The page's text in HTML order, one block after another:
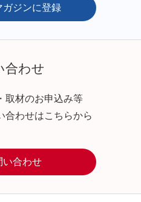
ガジンに登録
合わせ
取材のお申込み等
合わせはこちらから
い合わせ